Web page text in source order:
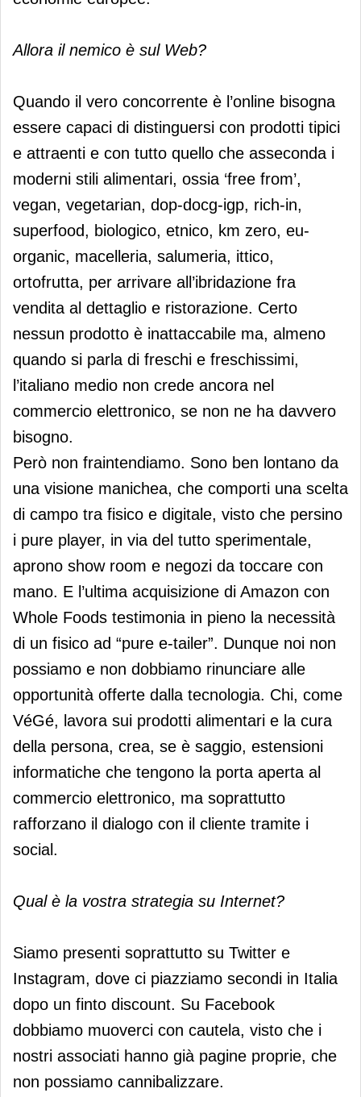
Allora il nemico è sul Web?
Quando il vero concorrente è l’online bisogna
essere capaci di distinguersi con prodotti tipici
e attraenti e con tutto quello che asseconda i
moderni stili alimentari, ossia ‘free from’,
vegan, vegetarian, dop-docg-igp, rich-in,
superfood, biologico, etnico, km zero, eu-
organic, macelleria, salumeria, ittico,
ortofrutta, per arrivare all’ibridazione fra
vendita al dettaglio e ristorazione. Certo
nessun prodotto è inattaccabile ma, almeno
quando si parla di freschi e freschissimi,
l’italiano medio non crede ancora nel
commercio elettronico, se non ne ha davvero
bisogno.
Però non fraintendiamo. Sono ben lontano da
una visione manichea, che comporti una scelta
di campo tra fisico e digitale, visto che persino
i pure player, in via del tutto sperimentale,
aprono show room e negozi da toccare con
mano. E l’ultima acquisizione di Amazon con
Whole Foods testimonia in pieno la necessità
di un fisico ad “pure e-tailer”. Dunque noi non
possiamo e non dobbiamo rinunciare alle
opportunità offerte dalla tecnologia. Chi, come
VéGé, lavora sui prodotti alimentari e la cura
della persona, crea, se è saggio, estensioni
informatiche che tengono la porta aperta al
commercio elettronico, ma soprattutto
rafforzano il dialogo con il cliente tramite i
social.
Qual è la vostra strategia su Internet?
Siamo presenti soprattutto su Twitter e
Instagram, dove ci piazziamo secondi in Italia
dopo un finto discount. Su Facebook
dobbiamo muoverci con cautela, visto che i
nostri associati hanno già pagine proprie, che
non possiamo cannibalizzare.